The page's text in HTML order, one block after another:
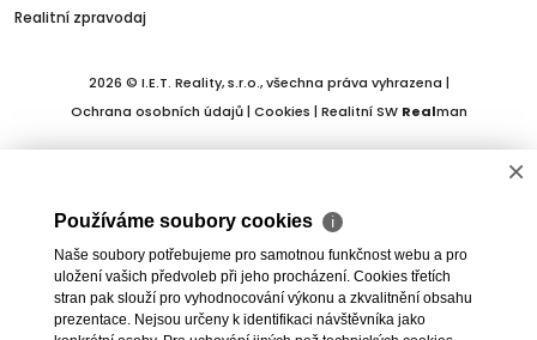
Realitní zpravodaj
2026 © I.E.T. Reality, s.r.o., všechna práva vyhrazena |
Ochrana osobních údajů| Cookies | Realitní SW Realman
×
Používáme soubory cookies ℹ
Naše soubory potřebujeme pro samotnou funkčnost webu a pro
uložení vašich předvoleb při jeho procházení. Cookies třetích
stran pak slouží pro vyhodnocování výkonu a zkvalitnění obsahu
prezentace. Nejsou určeny k identifikaci návštěvníka jako